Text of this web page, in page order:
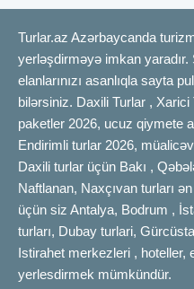
Turlar.az Azərbaycanda
yerləşdirməyə imkan
elanlarınızı asanlıqla sayta
bilərsiniz. Daxili Turlar ,
paketler 2026, ucuz qiymete
Endirimli turlar 2026,
Daxili turlar üçün Bakı ,
Naftlanan, Naxçıvan turları
üçün siz Antalya, Bodrum ,
turları, Dubay turlari,
Istirahet merkezleri , hoteller,
yerlesdirmek mümkündür.